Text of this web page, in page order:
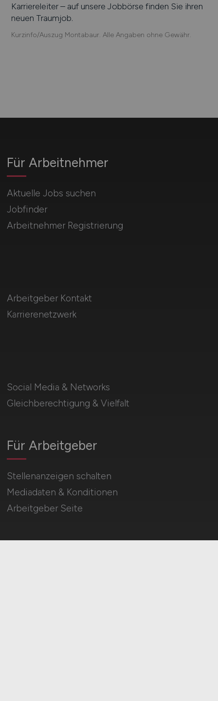
Karriereleiter – auf unsere Jobbörse finden Sie ihren
neuen Traumjob.
Kurzinfo/Auszug Montabaur. Alle Angaben ohne Gewähr.
Für Arbeitnehmer
Aktuelle Jobs suchen
Jobfinder
Arbeitnehmer Registrierung
Social Media & Networks
Gleichberechtigung & Vielfalt
Für Arbeitgeber
Stellenanzeigen schalten
Mediadaten & Konditionen
Arbeitgeber Seite
Arbeitgeber Kontakt
Karrierenetzwerk